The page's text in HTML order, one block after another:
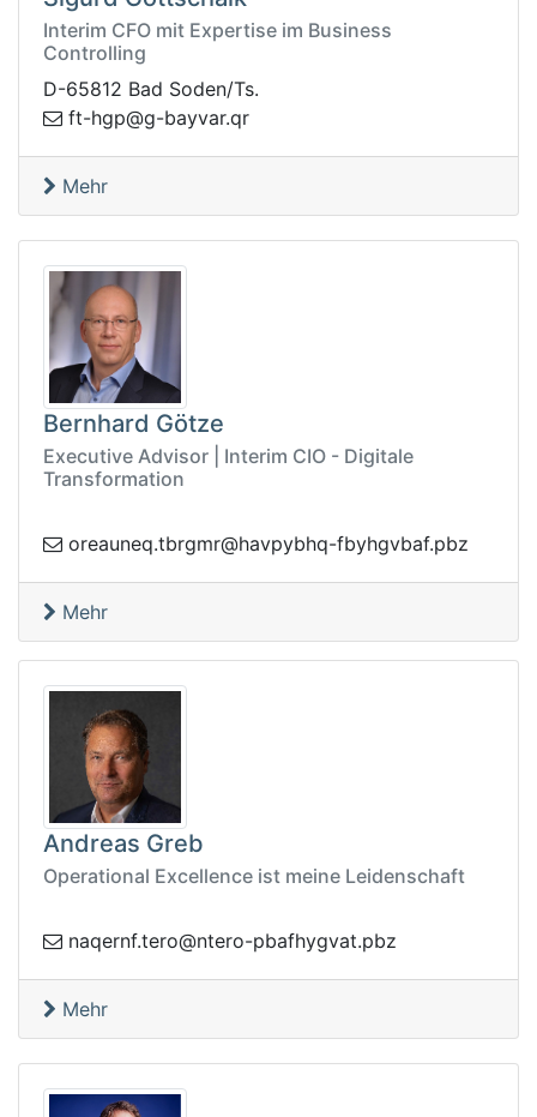
Interim CFO mit Expertise im Business
Controlling
D-65812 Bad Soden/Ts.
rq.ravyab-g@pgh-t
f
Mehr
Bernhard Götze
Executive Advisor | Interim CIO - Digitale
Transformation
zbp.fabvghybf-qhbypvah@rmgr
bt.qenuaero
Mehr
Andreas Greb
Operational Excellence ist meine Leidenschaft
zbp.tavgyhfabp-oretn
@oret.fnreqan
Mehr